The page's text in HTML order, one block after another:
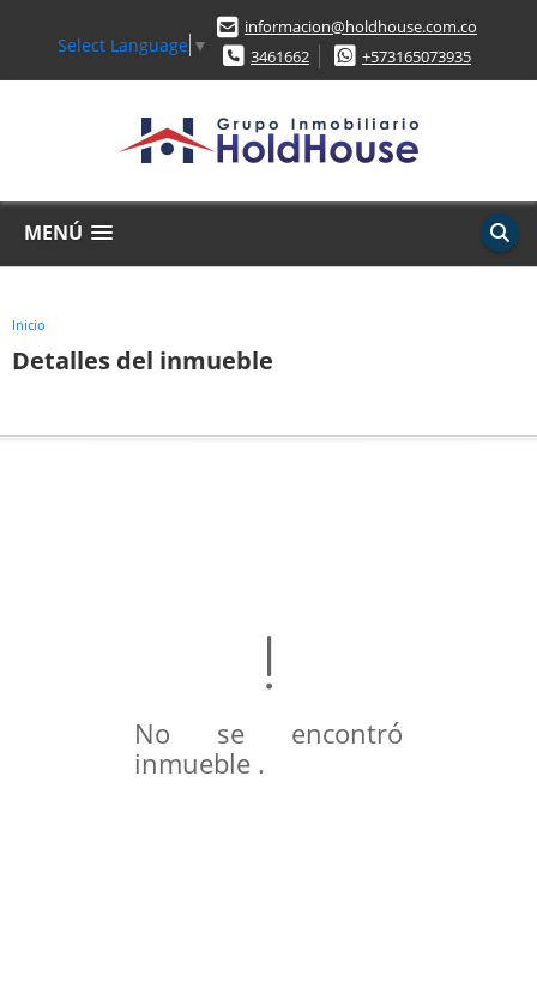
Select Language ▼
informacion@holdhouse.com.co
3461662
+573165073935
MENÚ
Inicio
Detalles del inmueble
No se encontró
inmueble .